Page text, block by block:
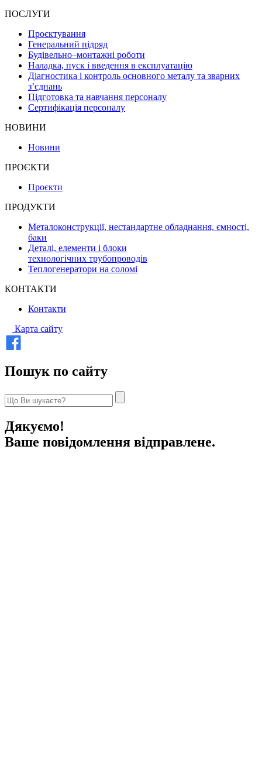
ПОСЛУГИ
Проєктування
Генеральний підряд
Будівельно–монтажні роботи
Наладка, пуск і введення в експлуатацію
Діагностика і контроль основного металу та зварних
з’єднань
Підготовка та навчання персоналу
Сертифікація персоналу
НОВИНИ
Новини
ПРОЄКТИ
Проєкти
ПРОДУКТИ
Металоконструкції, нестандартне обладнання, ємності,
баки
Деталі, елементи і блоки
технологічних трубопроводів
Теплогенератори на соломі
КОНТАКТИ
Контакти
Карта сайту
Пошук по сайту
Дякуємо!
Ваше повідомлення відправлене.